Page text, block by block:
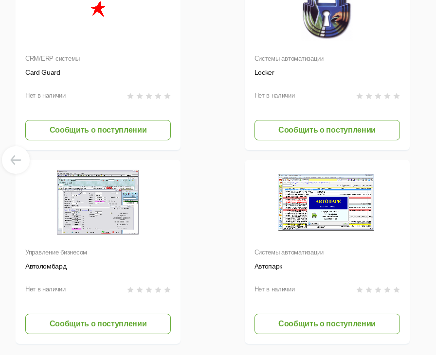
Имеются средства планирования и контроля исполнения
CRM/ERP-системы
Card Guard
Нет в наличии
Сообщить о поступлении
Системы автоматизации
Locker
Нет в наличии
Сообщить о поступлении
Управление бизнесом
Автоломбард
Нет в наличии
Сообщить о поступлении
Системы автоматизации
Автопарк
Нет в наличии
Сообщить о поступлении